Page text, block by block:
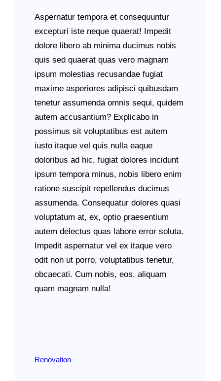
Aspernatur tempora et consequuntur
excepturi iste neque quaerat! Impedit
dolore libero ab minima ducimus nobis
quis sed quaerat quas vero magnam
ipsum molestias recusandae fugiat
maxime asperiores adipisci quibusdam
tenetur assumenda omnis sequi, quidem
autem accusantium? Explicabo in
possimus sit voluptatibus est autem
iusto itaque vel quis nulla eaque
doloribus ad hic, fugiat dolores incidunt
ipsum tempora minus, nobis libero enim
ratione suscipit repellendus ducimus
assumenda. Consequatur dolores quasi
voluptatum at, ex, optio praesentium
autem delectus quas labore error soluta.
Impedit aspernatur vel ex itaque vero
odit non ut porro, voluptatibus tenetur,
obcaecati. Cum nobis, eos, aliquam
quam magnam nulla!
Renovation